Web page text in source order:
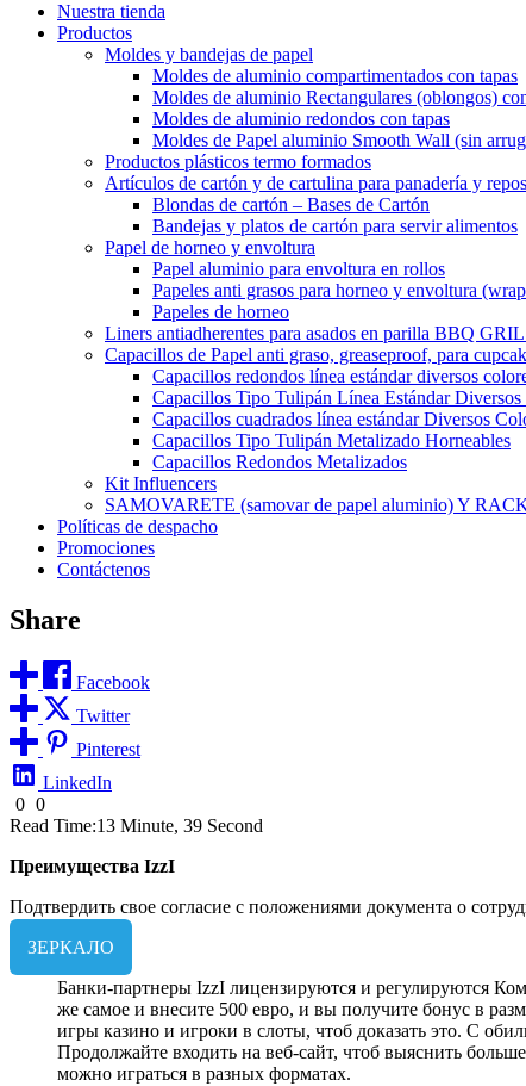
Nuestra tienda
Productos
Moldes y bandejas de papel
Moldes de aluminio compartimentados con tapas
Moldes de aluminio Rectangulares (oblongos)
Moldes de aluminio redondos con tapas
Moldes de Papel aluminio Smooth Wall (sin
Productos plásticos termo formados
Artículos de cartón y de cartulina para panadería y
Blondas de cartón – Bases de Cartón
Bandejas y platos de cartón para servir alimentos
Papel de horneo y envoltura
Papel aluminio para envoltura en rollos
Papeles anti grasos para horneo y envoltura
Papeles de horneo
Liners antiadherentes para asados en parilla BBQ
Capacillos de Papel anti graso, greaseproof, para
Capacillos redondos línea estándar diversos
Capacillos Tipo Tulipán Línea Estándar Diversos
Capacillos cuadrados línea estándar Diversos
Capacillos Tipo Tulipán Metalizado Horneables
Capacillos Redondos Metalizados
Kit Influencers
SAMOVARETE (samovar de papel aluminio) Y
Políticas de despacho
Promociones
Contáctenos
Share
Facebook
Twitter
Pinterest
LinkedIn
0 0
Read Time:13 Minute, 39 Second
Преимущества IzzI
Подтвердить свое согласие с положениями документа о
ЗЕРКАЛО
Банки-партнеры IzzI лицензируются и регулируются
же самое и внесите 500 евро, и вы получите бонус в
игры казино и игроки в слоты, чтоб доказать это. С
Продолжайте входить на веб-сайт, чтоб выяснить
можно играться в разных форматах.